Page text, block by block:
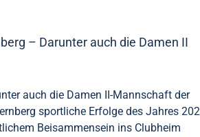
– Darunter auch die Damen II
auch die Damen II-Mannschaft der
sportliche Erfolge des Jahres
Beisammensein ins Clubheim